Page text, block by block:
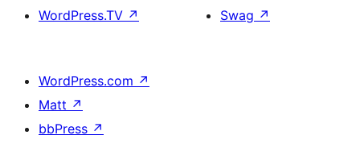
WordPress.TV ↗
Swag ↗
WordPress.com ↗
Matt ↗
bbPress ↗